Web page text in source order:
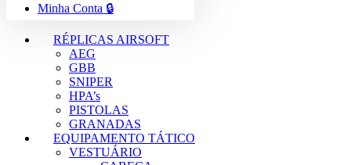
Minha Conta 🔒
RÉPLICAS AIRSOFT
AEG
GBB
SNIPER
HPA’s
PISTOLAS
GRANADAS
EQUIPAMENTO TÁTICO
VESTUÁRIO